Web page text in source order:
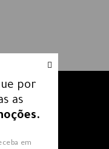
e fique
as
por
as
em